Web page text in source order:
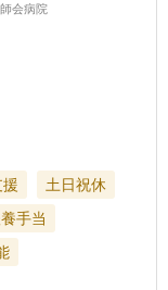
会病院
土日祝休
手当